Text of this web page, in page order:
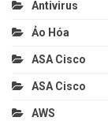
Antivirus
Ảo Hóa
ASA Cisco
ASA Cisco
AWS